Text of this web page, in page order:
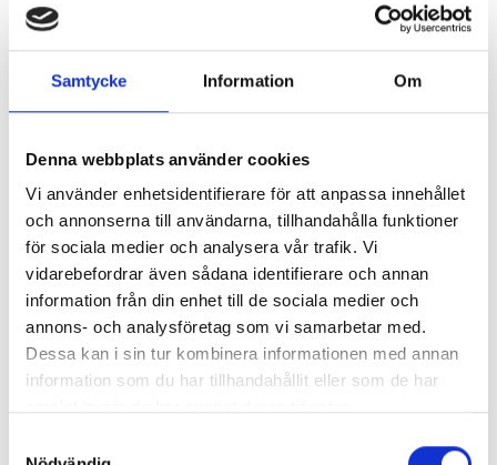
Samtycke Information Om
Denna webbplats använder cookies
Vi använder enhetsidentifierare för att anpassa innehållet
och annonserna till användarna, tillhandahålla funktioner
för sociala medier och analysera vår trafik. Vi
vidarebefordrar även sådana identifierare och annan
information från din enhet till de sociala medier och
annons- och analysföretag som vi samarbetar med.
Dessa kan i sin tur kombinera informationen med annan
information som du har tillhandahållit eller som de har
(Time:02:00:00)